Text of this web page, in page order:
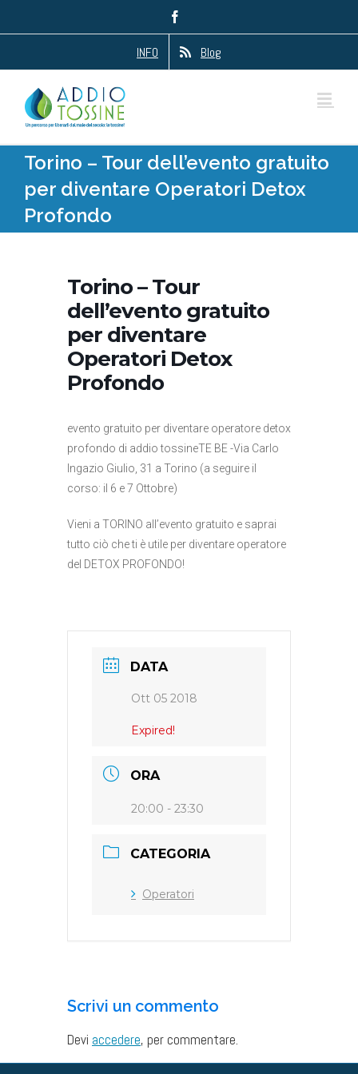
INFO Blog
Torino – Tour dell’evento gratuito
per diventare Operatori Detox
Profondo
Torino – Tour
dell’evento gratuito
per diventare
Operatori Detox
Profondo
evento gratuito per diventare operatore detox
profondo di addio tossineTE BE -Via Carlo
Ingazio Giulio, 31 a Torino (a seguire il
corso: il 6 e 7 Ottobre)
Vieni a TORINO all’evento gratuito e saprai
tutto ciò che ti è utile per diventare operatore
del DETOX PROFONDO!
DATA
Ott 05 2018
Expired!
ORA
20:00 - 23:30
CATEGORIA
Operatori
Scrivi un commento
Devi accedere, per commentare.